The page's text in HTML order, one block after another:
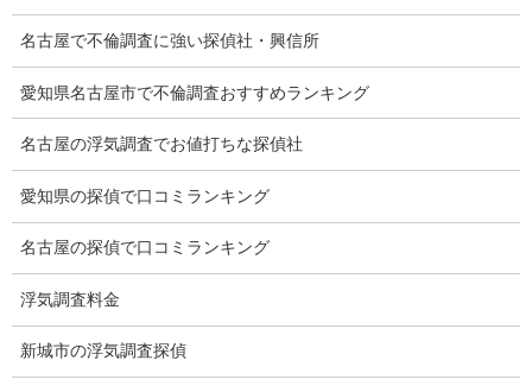
探偵社の要点
有責配偶者からの離婚
浮気をする人
探偵社の選び方
浮気度チェック
会社案内
損害保険調査
名古屋で不倫調査に強い探偵社・興信所
愛知県名古屋市で不倫調査おすすめランキング
名古屋の浮気調査でお値打ちな探偵社
愛知県の探偵で口コミランキング
名古屋の探偵で口コミランキング
浮気調査料金
新城市の浮気調査探偵